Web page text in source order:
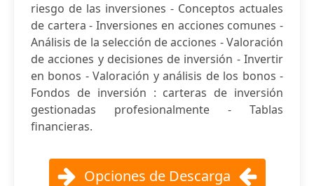
riesgo de las inversiones - Conceptos actuales
de cartera - Inversiones en acciones comunes -
Análisis de la selección de acciones - Valoración
de acciones y decisiones de inversión - Invertir
en bonos - Valoración y análisis de los bonos -
Fondos de inversión : carteras de inversión
gestionadas profesionalmente - Tablas
financieras.
Opciones de Descarga